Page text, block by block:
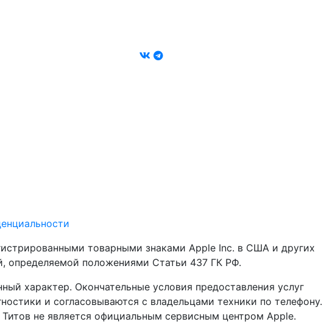
товарными знаками Apple Inc. в США и других
определяемой положениями Статьи 437 ГК РФ.
характер. Окончательные условия предоставления услуг
и согласовываются с владельцами техники по телефону.
не является официальным сервисным центром Apple.